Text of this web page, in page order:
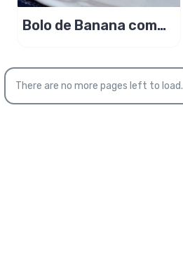
Bolo de Banana com
There are no more pages left to load.